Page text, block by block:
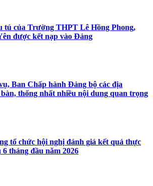
tú của Trường THPT Lê Hồng Phong,
được kết nạp vào Đảng
Ban Chấp hành Đảng bộ các địa
thống nhất nhiều nội dung quan trọng
tổ chức hội nghị đánh giá kết quả thực
tháng đầu năm 2026